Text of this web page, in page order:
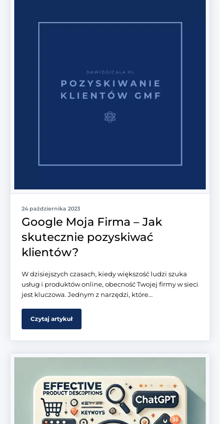
24 października 2023
Google Moja Firma – Jak
skutecznie pozyskiwać
klientów?
W dzisiejszych czasach, kiedy większość ludzi szuka
usług i produktów online, obecność Twojej firmy w sieci
jest kluczowa. Jednym z narzędzi, które...
Czytaj artykuł